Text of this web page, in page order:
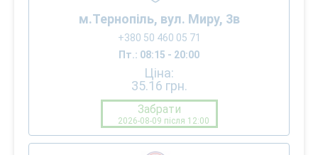
м.Тернопіль, вул. Миру, 3в
+380 50 460 05 71
Пт.: 08:15 - 20:00
Ціна:
35.16 грн.
Забрати
2026-08-09 після 12:00